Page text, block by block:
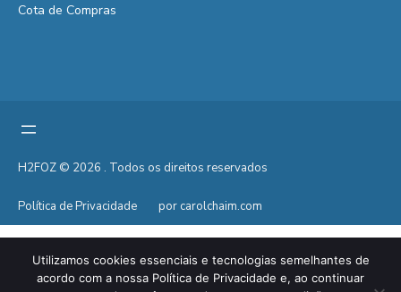
Cota de Compras
H2FOZ © 2026 . Todos os direitos reservados
Política de Privacidade por carolchaim.com
Utilizamos cookies essenciais e tecnologias semelhantes de
acordo com a nossa Política de Privacidade e, ao continuar